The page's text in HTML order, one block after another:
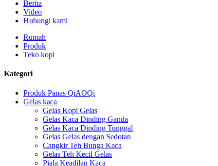
Berita
Video
Hubungi kami
Rumah
Produk
Teko kopi
Kategori
Produk Panas QiAOQi
Gelas kaca
Gelas Kopi Gelas
Gelas Kaca Dinding Ganda
Gelas Kaca Dinding Tunggal
Gelas Gelas dengan Sedotan
Cangkir Teh Bunga Kaca
Gelas Teh Kecil Gelas
Piala Keadilan Kaca